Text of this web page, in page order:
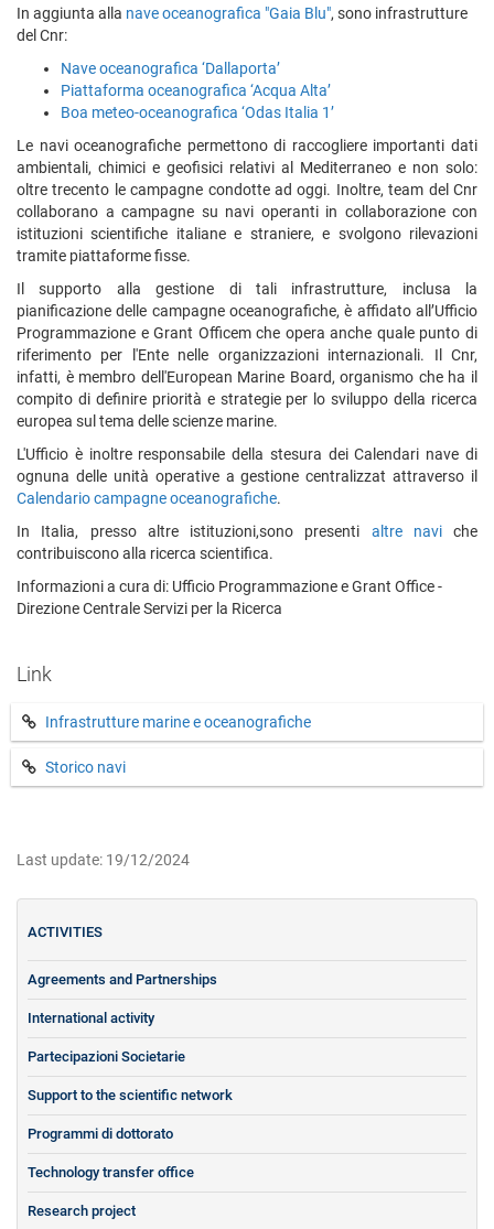
In aggiunta alla nave oceanografica "Gaia Blu", sono infrastrutture
del Cnr:
Nave oceanografica ‘Dallaporta’
Piattaforma oceanografica ‘Acqua Alta’
Boa meteo-oceanografica ‘Odas Italia 1’
Le navi oceanografiche permettono di raccogliere importanti dati
ambientali, chimici e geofisici relativi al Mediterraneo e non solo:
oltre trecento le campagne condotte ad oggi. Inoltre, team del Cnr
collaborano a campagne su navi operanti in collaborazione con
istituzioni scientifiche italiane e straniere, e svolgono rilevazioni
tramite piattaforme fisse.
Il supporto alla gestione di tali infrastrutture, inclusa la
pianificazione delle campagne oceanografiche, è affidato all’Ufficio
Programmazione e Grant Officem che opera anche quale punto di
riferimento per l'Ente nelle organizzazioni internazionali. Il Cnr,
infatti, è membro dell'European Marine Board, organismo che ha il
compito di definire priorità e strategie per lo sviluppo della ricerca
europea sul tema delle scienze marine.
L'Ufficio è inoltre responsabile della stesura dei Calendari nave di
ognuna delle unità operative a gestione centralizzat attraverso il
Calendario campagne oceanografiche.
In Italia, presso altre istituzioni,sono presenti altre naviche
contribuiscono alla ricerca scientifica.
Informazioni a cura di: Ufficio Programmazione e Grant Office -
Direzione Centrale Servizi per la Ricerca
Link
Infrastrutture marine e oceanografiche
Storico navi
Last update: 19/12/2024
ACTIVITIES
Agreements and Partnerships
International activity
Partecipazioni Societarie
Support to the scientific network
Programmi di dottorato
Technology transfer office
Research project